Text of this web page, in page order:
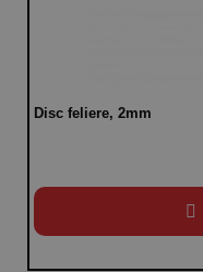
Disc feliere, 2mm